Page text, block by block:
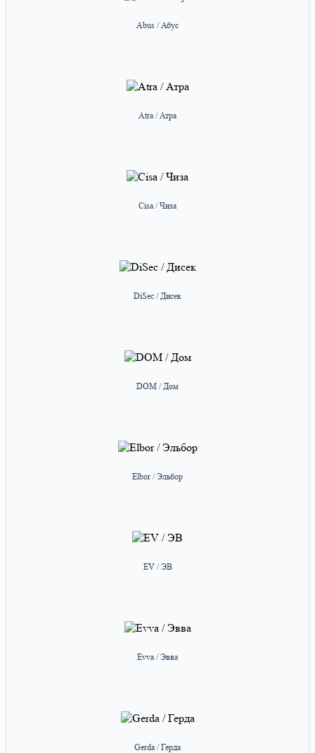
Abus / Абус
Atra / Атра
Cisa / Чиза
DiSec / Дисек
DOM / Дом
Elbor / Эльбор
EV / ЭВ
Evva / Эвва
Gerda / Герда